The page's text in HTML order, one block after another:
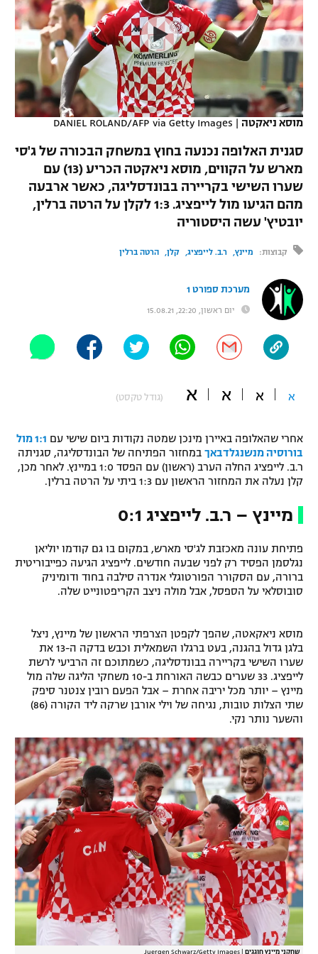
VOD
רץ ברשת
תוצאות
לוח שידורים
"מעל הליגה" – פודקאסט
"מחצית בשכונה" – פודקאסט
משתתפים וזוכים בפרסים
תקנון עבור פעילות אלקטרה
טניס
גיימינג E-Sports
מדיניות פרטיות
רשיון להקרנה פומבית לבית עסק
הצטרפות לחבילת הערוצים
לוח דרושים – ג'ובנט
תגיות
המגזין
נבחרת ישראל
מכבי חיפה
בית"ר ירושלים
מכבי תל אביב
הפועל תל אביב
הפועל חיפה
הפועל באר שבע
מכבי נתניה
בני יהודה
ליגה ספרדית
ליגה צרפתית
ליגה טורקית
ליגה סינית
כדורסל נשים
מכבי תל אביב
הפועל חולון
הפועל ירושלים
דני אבדיה
יורוליג
טניס
כדורעף
ג'ודו
אגרוף
ספורט אולימפי
UFC
היאבקות WWE
אופניים
פוטבול אמריקאי NFL
בייסבול MLB
ספורט אתגרי ואקסטרים
אומנויות לחימה
גיימינג E-Sports
מוסא ניאקטה |
DANIEL ROLAND/AFP via Getty Images
סגנית האלופה נכנעה בחוץ במשחק הבכורה של ג'סי
מארש על הקווים, מוסא ניאקטה הכריע (13) עם
שערו השישי בקריירה בבונדסליגה, כאשר ארבעה
מהם הגיעו מול לייפציג. 1:3 לקלן על הרטה ברלין,
יובטיץ' עשה היסטוריה
קבוצות: מיינץ ר.ב. לייפציג קלן הרטה ברלין
מערכת ספורט 1
יום ראשון, 22:20, 15.08.21
א א א א (גודל טקסט)
אחרי שהאלופה באיירן מינכן שמטה נקודות ביום שישי עם
1:1 מול
בורוסיה מנשנגלדבאך במחזור הפתיחה של הבונדסליגה, סגניתה
ר.ב. לייפציג החלה הערב (ראשון) עם הפסד 1:0 במיינץ. לאחר מכן,
קלן נעלה את המחזור הראשון עם 1:3 ביתי על הרטה ברלין.
מיינץ – ר.ב. לייפציג 0:1
פתיחת עונה מאכזבת לג'סי מארש, במקום בו גם קודמו יוליאן
נגלסמן הפסיד רק לפני שבעה חודשים. לייפציג הגיעה כפייבוריטית
ברורה, עם הסקורר הפורטוגלי אנדרה סילבה בחוד ודומיניק
סובוסלאי על הספסל, אבל מולה ניצב הקריפטונייט שלה.
מוסא ניאקאטה, שהפך לקפטן הצרפתי הראשון של מיינץ, ניצל
בלגן גדול בהגנה, בעט ברגלו השמאלית וכבש בדקה ה-13 את
שערו השישי בקריירה בבונדסליגה, כשמתוכם זה הרביעי לרשת
לייפציג. 33 שערים כבשה האורחת ב-10 משחקי הליגה שלה מול
מיינץ – יותר מכל יריבה אחרת – אבל הפעם רובין צנטנר סיפק
שתי הצלות טובות, נגיחה של וילי אורבן שרקה ליד הקורה (86)
והשער נותר נקי.
שחקני מיינץ חוגגים Juergen Schwarz/Getty Images